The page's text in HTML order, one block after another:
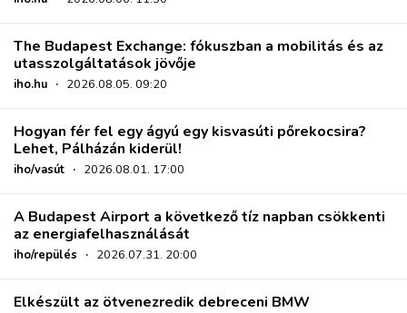
The Budapest Exchange: fókuszban a mobilitás és az
utasszolgáltatások jövője
iho.hu · 2026.08.05. 09:20
Hogyan fér fel egy ágyú egy kisvasúti pőrekocsira?
Lehet, Pálházán kiderül!
iho/vasút · 2026.08.01. 17:00
A Budapest Airport a következő tíz napban csökkenti
az energiafelhasználását
iho/repülés · 2026.07.31. 20:00
Elkészült az ötvenezredik debreceni BMW